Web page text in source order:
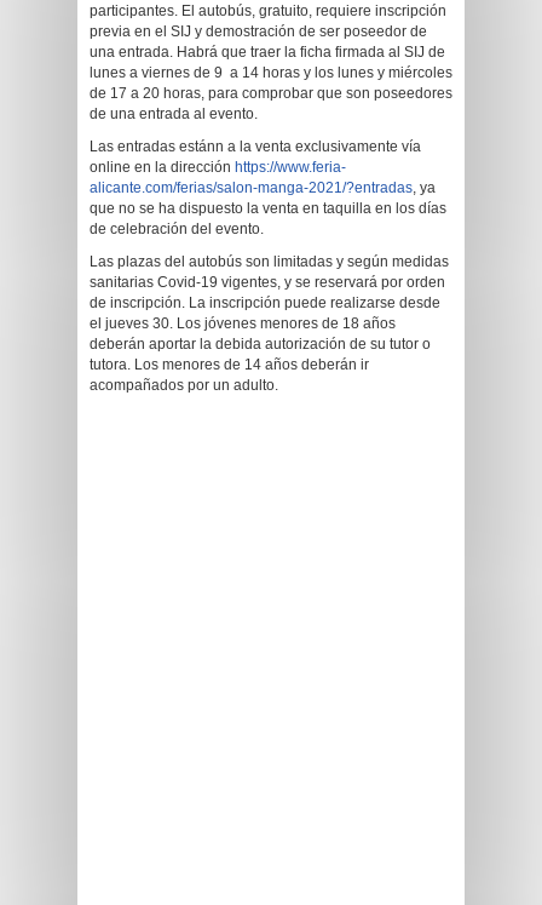
participantes. El autobús, gratuito, requiere inscripción
previa en el SIJ y demostración de ser poseedor de
una entrada. Habrá que traer la ficha firmada al SIJ de
lunes a viernes de 9 a 14 horas y los lunes y miércoles
de 17 a 20 horas, para comprobar que son poseedores
de una entrada al evento.
Las entradas estánn a la venta exclusivamente vía
online en la dirección https://www.feria-
alicante.com/ferias/salon-manga-2021/?entradas, ya
que no se ha dispuesto la venta en taquilla en los días
de celebración del evento.
Las plazas del autobús son limitadas y según medidas
sanitarias Covid-19 vigentes, y se reservará por orden
de inscripción. La inscripción puede realizarse desde
el jueves 30. Los jóvenes menores de 18 años
deberán aportar la debida autorización de su tutor o
tutora. Los menores de 14 años deberán ir
acompañados por un adulto.